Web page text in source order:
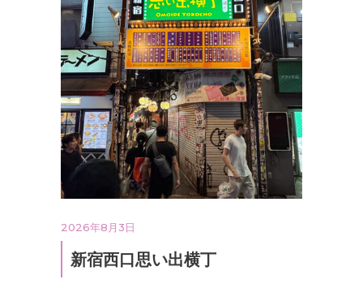
2026年8月3日
新宿西口思い出横丁